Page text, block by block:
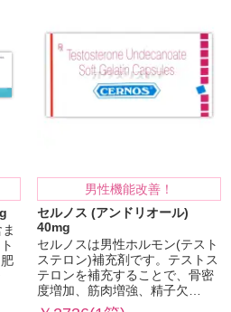
男性機能改善！
セルノス (アンドリオール)
40mg
セルノスは男性ホルモン(テスト
ステロン)補充剤です。テストス
テロンを補充することで、骨密
度増加、筋肉増強、精子欠…